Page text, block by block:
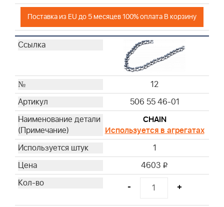
Поставка из EU до 5 месяцев 100% оплата В корзину
12
506 55 46-01
CHAIN
Используется в агрегатах
1
4603 i
- +